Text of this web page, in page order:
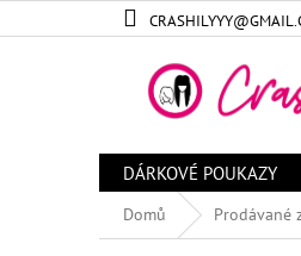
na
DÁRKOVÉ POUKAZY
Domů Prodávané